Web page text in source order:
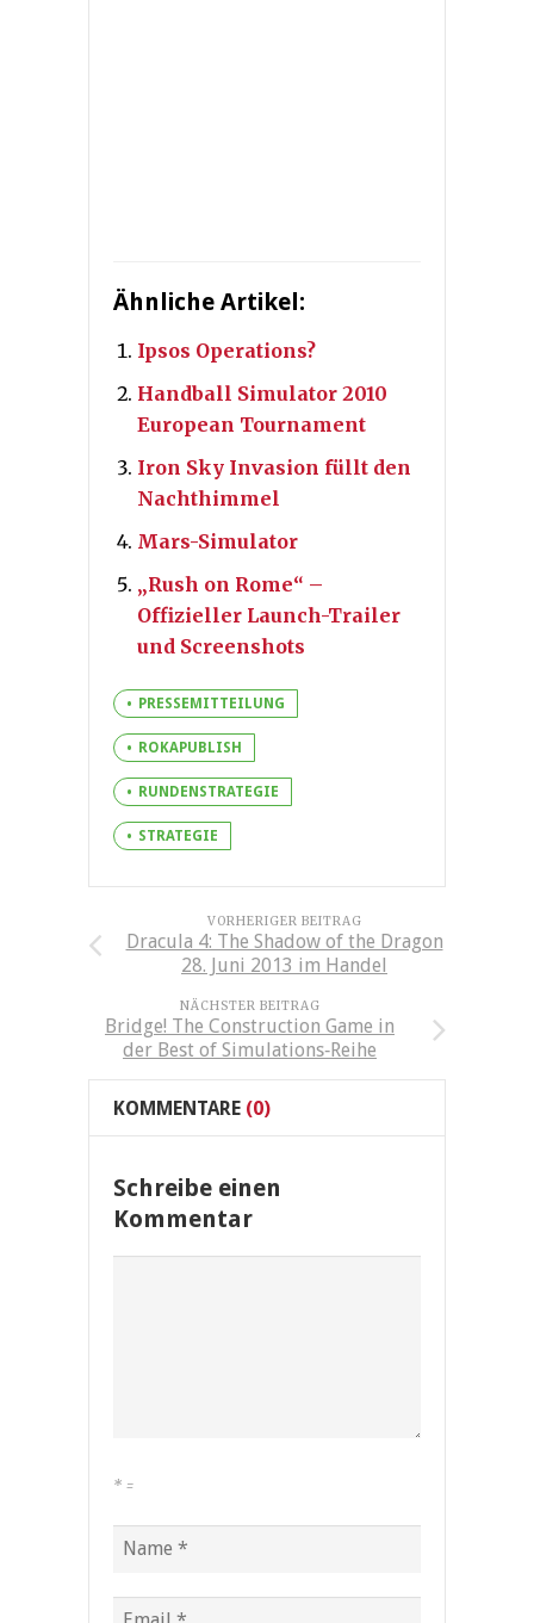
Ähnliche Artikel:
Ipsos Operations?
Handball Simulator 2010
European Tournament
Iron Sky Invasion füllt den
Nachthimmel
Mars-Simulator
„Rush on Rome“ –
Offizieller Launch-Trailer
und Screenshots
PRESSEMITTEILUNG
ROKAPUBLISH
RUNDENSTRATEGIE
STRATEGIE
VORHERIGER BEITRAG
Dracula 4: The Shadow of the Dragon
28. Juni 2013 im Handel
NÄCHSTER BEITRAG
Bridge! The Construction Game in
der Best of Simulations‐Reihe
KOMMENTARE (0)
Schreibe einen
Kommentar
* =